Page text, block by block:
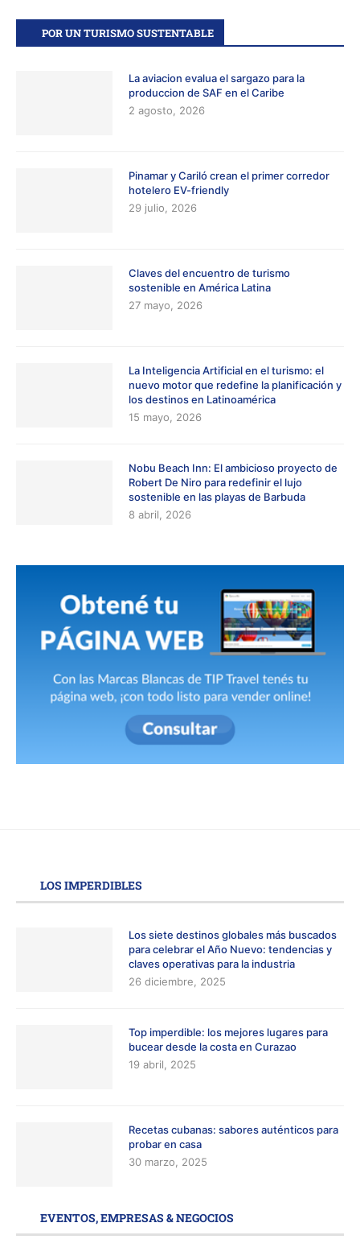
POR UN TURISMO SUSTENTABLE
La aviacion evalua el sargazo para la
produccion de SAF en el Caribe
2 agosto, 2026
Pinamar y Cariló crean el primer corredor
hotelero EV-friendly
29 julio, 2026
Claves del encuentro de turismo
sostenible en América Latina
27 mayo, 2026
La Inteligencia Artificial en el turismo: el
nuevo motor que redefine la planificación y
los destinos en Latinoamérica
15 mayo, 2026
Nobu Beach Inn: El ambicioso proyecto de
Robert De Niro para redefinir el lujo
sostenible en las playas de Barbuda
8 abril, 2026
LOS IMPERDIBLES
Los siete destinos globales más buscados
para celebrar el Año Nuevo: tendencias y
claves operativas para la industria
26 diciembre, 2025
Top imperdible: los mejores lugares para
bucear desde la costa en Curazao
19 abril, 2025
Recetas cubanas: sabores auténticos para
probar en casa
30 marzo, 2025
EVENTOS, EMPRESAS & NEGOCIOS